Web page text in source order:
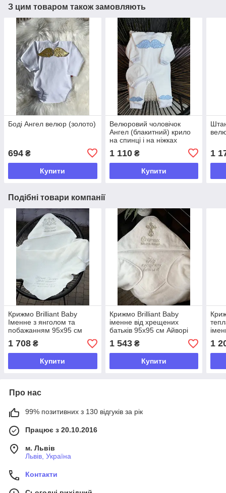
З цим товаром також замовляють
Боді Ангел велюр (золото)
694 ₴
Купити
Велюровий чоловічок
Ангел (блакитний) крило
на спинці і на ніжках
1 110₴
Купити
1
Подібні товари компанії
Крижмо Brilliant Baby
Іменне з янголом та
побажанням 95х95 см
Айворі (BB097)
1 708 ₴
Купити
Крижмо Brilliant Baby
іменне від хрещених
батьків 95х95 см Айворі
(BB098)
1 543₴
Купити
1
Про нас
99% позитивних з 130 відгуків за рік
Працює з 20.10.2016
м. Львів
Львів, Україна
Контакти